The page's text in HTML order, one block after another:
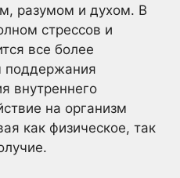
разумом и духом. В
стрессов и
все более
поддержания
внутреннего
на организм
как физическое, так